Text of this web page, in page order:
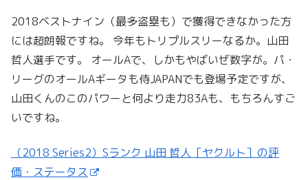
2018ベストナイン（最多盗塁も）で獲得できなかった方
には超朗報ですね。 今年もトリプルスリーなるか。山田
哲人選手です。 オールAで、しかもやばいぜ数字が。パ・
リーグのオールAギータも侍JAPANでも登場予定ですが、
山田くんのこのパワーと何より走力83Aも、もちろんすご
いですね。
（2018 Series2）Sランク 山田 哲人［ヤクルト］の評
価・ステータス